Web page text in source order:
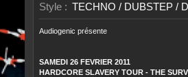
Style : TECHNO / DUBSTEP /
Audiogenic présente
SAMEDI 26 FEVRIER 2011
HARDCORE SLAVERY TOUR - THE